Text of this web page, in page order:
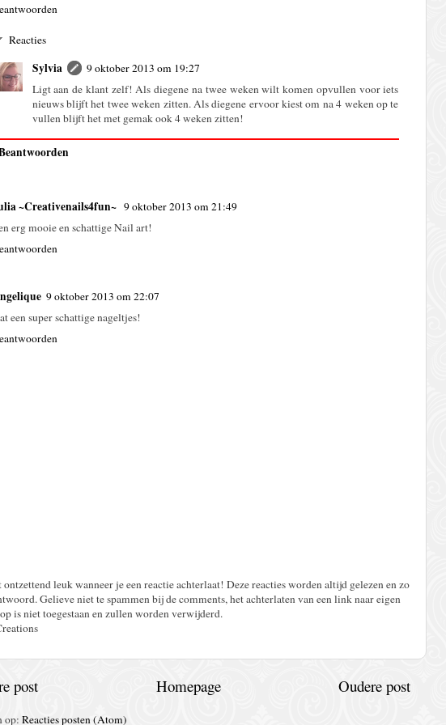
Reacties
Sylvia
9 oktober 2013 om 19:27
Ligt aan de klant zelf! Als diegene na twee weken wilt komen opvullen voor iets
nieuws blijft het twee weken zitten. Als diegene ervoor kiest om na 4 weken op te
vullen blijft het met gemak ook 4 weken zitten!
~Creativenails4fun~ 9 oktober 2013 om 21:49
erg mooie en schattige Nail art!
9 oktober 2013 om 22:07
een super schattige nageltjes!
leuk wanneer je een reactie achterlaat! Deze reacties worden altijd gelezen en zo
Gelieve niet te spammen bij de comments, het achterlaten van een link naar eigen
is niet toegestaan en zullen worden verwijderd.
post Oudere post
Homepage
op: Reacties posten (Atom)